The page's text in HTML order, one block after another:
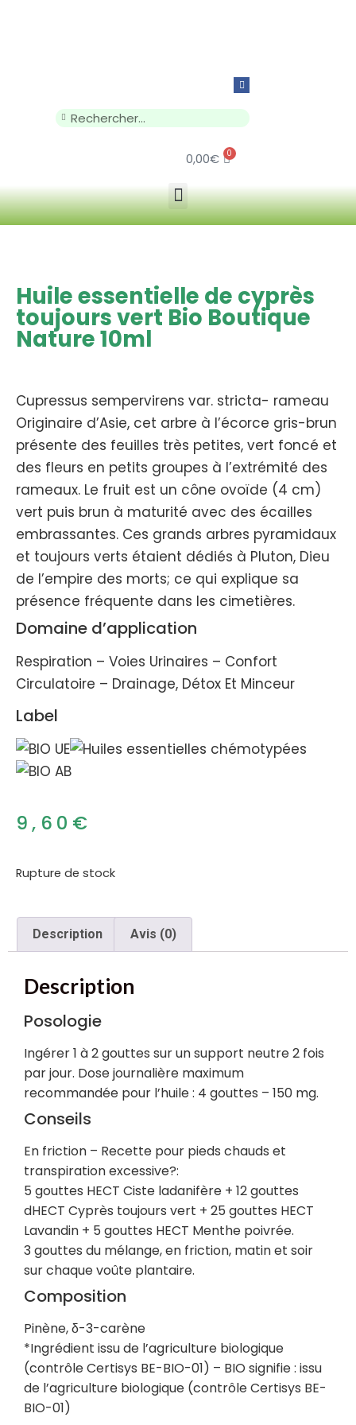
0,00€ 0
Huile essentielle de cyprès
toujours vert Bio Boutique
Nature 10ml
Cupressus sempervirens var. stricta- rameau
Originaire d’Asie, cet arbre à l’écorce gris-brun
présente des feuilles très petites, vert foncé et
des fleurs en petits groupes à l’extrémité des
rameaux. Le fruit est un cône ovoïde (4 cm)
vert puis brun à maturité avec des écailles
embrassantes. Ces grands arbres pyramidaux
et toujours verts étaient dédiés à Pluton, Dieu
de l’empire des morts; ce qui explique sa
présence fréquente dans les cimetières.
Domaine d’application
Respiration – Voies Urinaires – Confort
Circulatoire – Drainage, Détox Et Minceur
Label
9,60 €
Rupture de stock
Description Avis (0)
Description
Posologie
Ingérer 1 à 2 gouttes sur un support neutre 2 fois
par jour. Dose journalière maximum
recommandée pour l’huile : 4 gouttes – 150 mg.
Conseils
En friction – Recette pour pieds chauds et
transpiration excessive?:
5 gouttes HECT Ciste ladanifère + 12 gouttes
dHECT Cyprès toujours vert + 25 gouttes HECT
Lavandin + 5 gouttes HECT Menthe poivrée.
3 gouttes du mélange, en friction, matin et soir
sur chaque voûte plantaire.
Composition
Pinène, δ-3-carène
*Ingrédient issu de l’agriculture biologique
(contrôle Certisys BE-BIO-01) – BIO signifie : issu
de l’agriculture biologique (contrôle Certisys BE-
BIO-01)